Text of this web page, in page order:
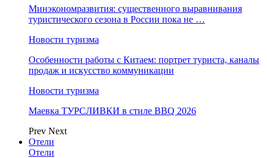
Минэкономразвития: существенного выравнивания
туристического сезона в России пока не …
Новости туризма
Особенности работы с Китаем: портрет туриста, каналы
продаж и искусство коммуникации
Новости туризма
Маевка ТУРСЛИВКИ в стиле BBQ 2026
Prev Next
Отели
Отели